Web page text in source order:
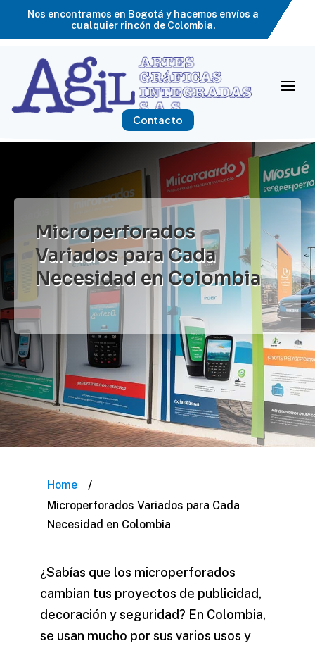
Nos encontramos en Bogotá y hacemos envíos a
cualquier rincón de Colombia.
Contacto
Microperforados
Variados para Cada
Necesidad en Colombia
Home /
Microperforados Variados para Cada
Necesidad en Colombia
¿Sabías que los microperforados
cambian tus proyectos de publicidad,
decoración y seguridad? En Colombia,
se usan mucho por sus varios usos y